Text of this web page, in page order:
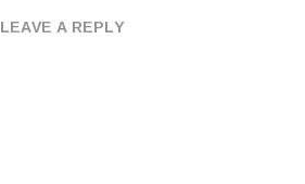
LEAVE A REPLY